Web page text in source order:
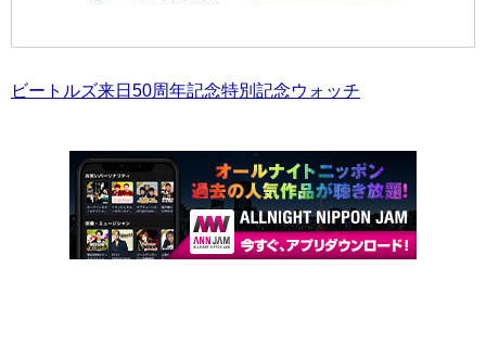
ビートルズ来日50周年記念特別記念ウォッチ